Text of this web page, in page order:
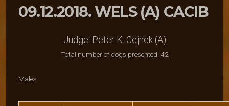
09.12.2018. WELS (A) CACIB
Judge: Peter K. Cejnek (A)
Total number of dogs presented: 42
Males